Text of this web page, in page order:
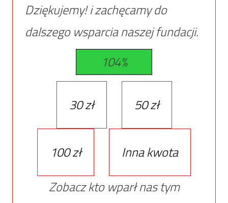
Dziękujemy! i zachęcamy do
dalszego wsparcia naszej fundacji.
104%
30 zł 50 zł
100 zł
Inna kwota
Zobacz kto wparł nas tym